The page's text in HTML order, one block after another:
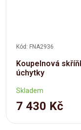
Kód: FNA2936
Koupelnová
úchytky
Skladem
7 430 Kč